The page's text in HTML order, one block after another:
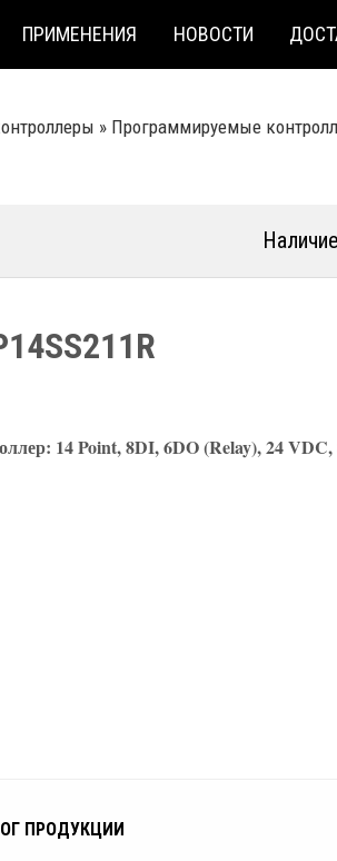
ПРИМЕНЕНИЯ НОВОСТИ
» Программируемые
14 Point, 8DI, 6DO (Relay), 24
ПРОДУКЦИИ